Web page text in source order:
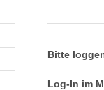
Bitte
Log-In im